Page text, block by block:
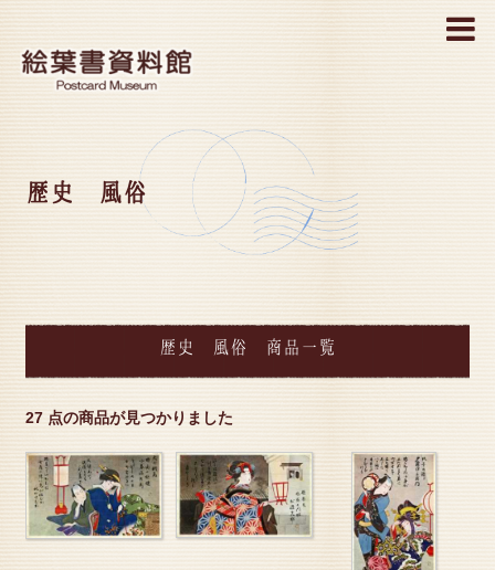
MENU
歴史 風俗
歴史 風俗 商品一覧
27 点の商品が見つかりました